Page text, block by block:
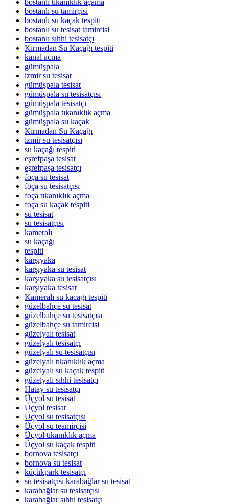
bostanlı su tamirçisi
bostanlı su kaçak tespiti
bostanlı su tesisat tamircisi
bostanlı sıhhi tesisatçı
Kırmadan Su Kaçağı tespiti
kanal acma
gümüşpala
izmir su tesisat
gümüşpala tesisat
gümüşpala su tesisatçısı
gümüşpala tesisatçı
gümüşpala tıkanıklık açma
gümüşpala su kaçak
Kırmadan Su Kaçağı
izmir su tesisatçısı
su kaçağı tespiti
eşrefpaşa tesisat
eşrefpaşa tesisatçı
foça su tesisat
foça su tesisatçısı
foça tıkanıklık açma
foça su kaçak tespiti
su tesisat
su tesisatçısı
kameralı
su kaçağı
tespiti
karşıyaka
karşıyaka su tesisat
karşıyaka su tesisatçısı
karşıyaka tesisat
Kameralı su kacagı tespiti
güzelbahçe su tesisat
güzelbahçe su tesisatçısı
güzelbahçe su tamircisi
güzelyalı tesisat
güzelyalı tesisatçı
güzelyalı su tesisatçısı
güzelyalı tıkanıklık açma
güzelyalı su kaçak tespiti
güzelyalı sıhhi tesisatçı
Hatay su tesisatçı
Üçyol su tesisat
Üçyol tesisat
Üçyol su tesisatçısı
Üçyol su teamirçisi
Üçyol tıkanıklık açma
Üçyol su kaçak tespiti
bornova tesisatçı
bornova su tesisat
küçükpark tesisatçı
su tesisatçısı karabağlar su tesisat
karabağlar su tesisatçısı
karabağlar sıhhi tesisatçı